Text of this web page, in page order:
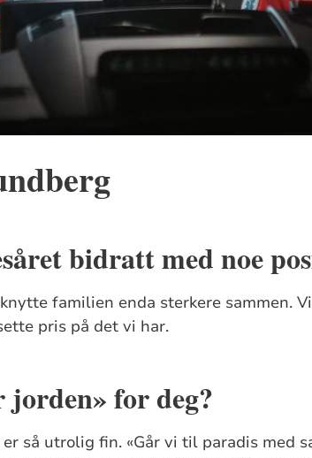
bidratt med noe
familien enda sterkere sammen.
pris på det vi har.
for deg?
så utrolig fin. «Går vi til paradis med